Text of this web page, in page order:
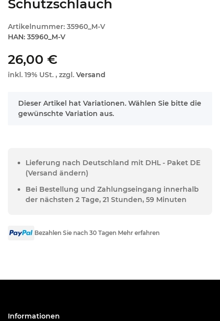
Schutzschlauch
Artikelnummer: 35960_M-V
HAN: 35960_M-V
26,00 €
inkl. 19% USt. , zzgl. Versand
x
Dieser Artikel hat Variationen. Wählen Sie bitte die
gewünschte Variation aus.
Lieferung nach Deutschland mit DHL - Paket DE
(Versand ändern)
Bei Bestellung und Zahlungseingang innerhalb
der nächsten 2 Tage, 21 Stunden, 59 Minuten
Bezahlen Sie nach 30 Tagen Mehr erfahren
Informationen